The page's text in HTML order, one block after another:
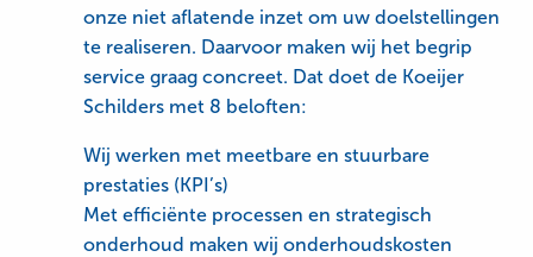
onze niet aflatende inzet om uw doelstellingen
te realiseren. Daarvoor maken wij het begrip
service graag concreet. Dat doet de Koeijer
Schilders met 8 beloften:
Wij werken met meetbare en stuurbare
prestaties (KPI’s)
Met efficiënte processen en strategisch
onderhoud maken wij onderhoudskosten